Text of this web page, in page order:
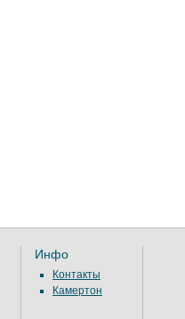
Инфо
Контакты
Камертон